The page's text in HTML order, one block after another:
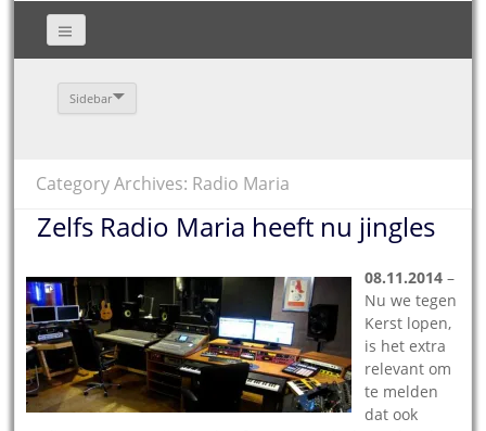
Sidebar
Category Archives: Radio Maria
Zelfs Radio Maria heeft nu jingles
08.11.2014 –
Nu we tegen
Kerst lopen,
is het extra
relevant om
te melden
dat ook